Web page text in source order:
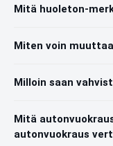
Mitä huoleton-
Miten voin
Milloin saan
Mitä
autonvuokraus